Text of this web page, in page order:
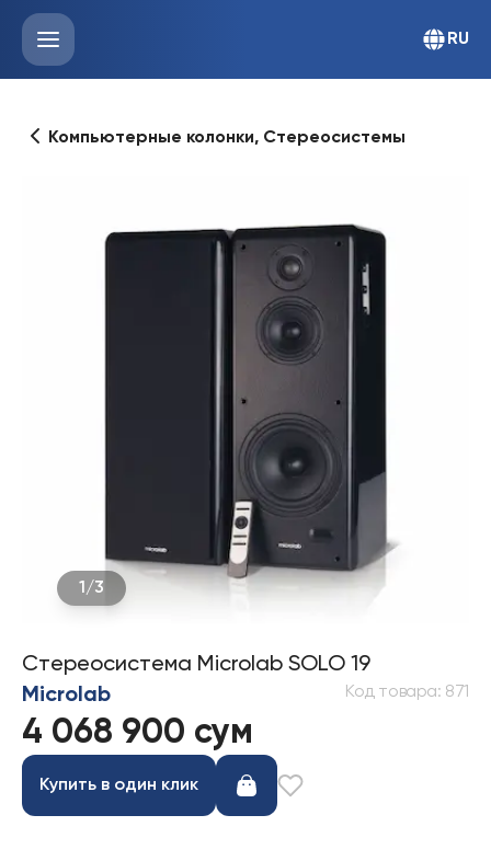
RU
Компьютерные колонки, Стереосистемы
1 /3
Стереосистема Microlab SOLO 19
Microlab
Код товара: 871
4 068 900 сум
Купить в один клик